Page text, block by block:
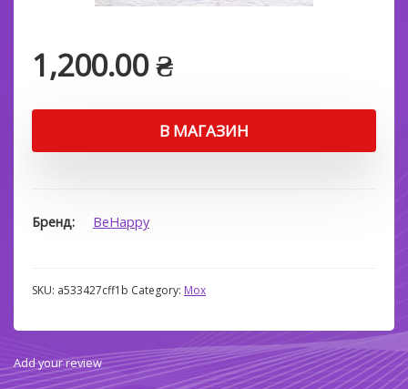
1,200.00₴
В МАГАЗИН
Бренд BeHappy
SKU: a533427cff1b Category: Мох
Add your review